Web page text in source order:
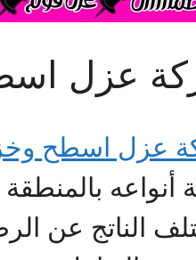
عزل
عزل اسطح
أنواعه
الناتج عن